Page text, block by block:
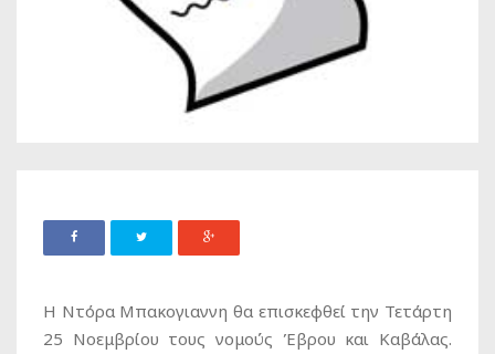
Η Ντόρα Μπακογιαννη θα επισκεφθεί την Τετάρτη
25 Νοεμβρίου τους νομούς Έβρου και Καβάλας.